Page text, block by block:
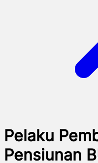
Pelaku
Pensiunan